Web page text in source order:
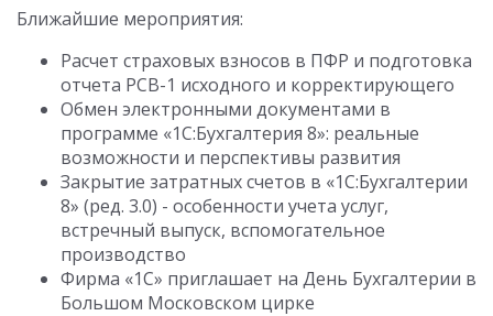
Ближайшие мероприятия:
Расчет страховых взносов в ПФР и подготовка
отчета РСВ-1 исходного и корректирующего
Обмен электронными документами в
программе «1С:Бухгалтерия 8»: реальные
возможности и перспективы развития
Закрытие затратных счетов в «1С:Бухгалтерии
8» (ред. 3.0) - особенности учета услуг,
встречный выпуск, вспомогательное
производство
Фирма «1С» приглашает на День Бухгалтерии в
Большом Московском цирке